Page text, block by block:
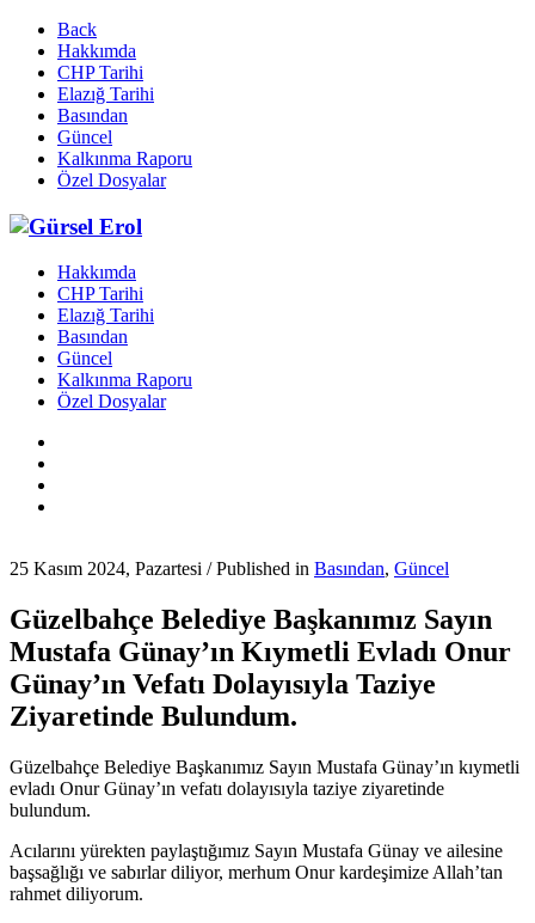
Back
Hakkımda
CHP Tarihi
Elazığ Tarihi
Basından
Güncel
Kalkınma Raporu
Özel Dosyalar
Hakkımda
CHP Tarihi
Elazığ Tarihi
Basından
Güncel
Kalkınma Raporu
Özel Dosyalar
25 Kasım 2024, Pazartesi /Published in Basından, Güncel
Güzelbahçe Belediye Başkanımız Sayın
Mustafa Günay’ın Kıymetli Evladı Onur
Günay’ın Vefatı Dolayısıyla Taziye
Ziyaretinde Bulundum.
Güzelbahçe Belediye Başkanımız Sayın Mustafa Günay’ın kıymetli
evladı Onur Günay’ın vefatı dolayısıyla taziye ziyaretinde
bulundum.
Acılarını yürekten paylaştığımız Sayın Mustafa Günay ve ailesine
başsağlığı ve sabırlar diliyor, merhum Onur kardeşimize Allah’tan
rahmet diliyorum.